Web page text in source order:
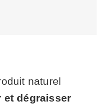
naturel
et dégraisser